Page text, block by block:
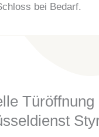
bei Bedarf.
Türöffnung